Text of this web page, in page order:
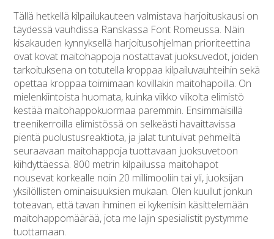
Tällä hetkellä kilpailukauteen valmistava harjoituskausi on
täydessä vauhdissa Ranskassa Font Romeussa. Näin
kisakauden kynnyksellä harjoitusohjelman prioriteettina
ovat kovat maitohappoja nostattavat juoksuvedot, joiden
tarkoituksena on totutella kroppaa kilpailuvauhteihin sekä
opettaa kroppaa toimimaan kovillakin maitohapoilla. On
mielenkiintoista huomata, kuinka viikko viikolta elimistö
kestää maitohappokuormaa paremmin. Ensimmäisillä
treenikerroilla elimistössä on selkeästi havaittavissa
pientä puolustusreaktiota, ja jalat tuntuivat pehmeiltä
seuraavaan maitohappoja tuottavaan juoksuvetoon
kiihdyttäessä. 800 metrin kilpailussa maitohapot
nousevat korkealle noin 20 millimooliin tai yli, juoksijan
yksilöllisten ominaisuuksien mukaan. Olen kuullut jonkun
toteavan, että tavan ihminen ei kykenisin käsittelemään
maitohappomäärää, jota me lajin spesialistit pystymme
tuottamaan.